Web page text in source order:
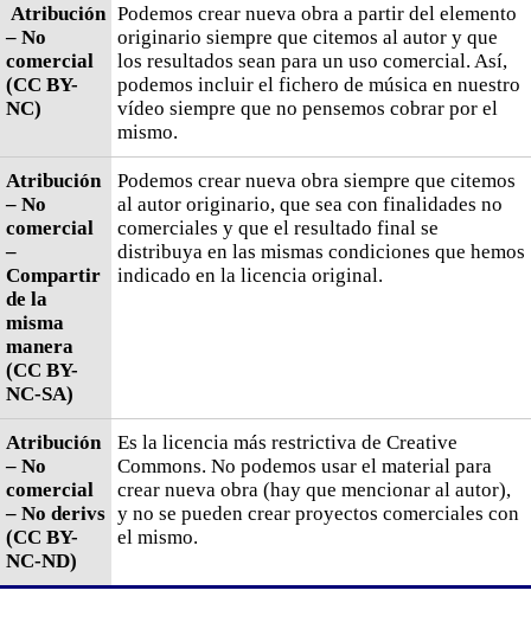
Atribución
– No
comercial
(CC BY-
NC)
Podemos crear nueva obra a partir del elemento
originario siempre que citemos al autor y que
los resultados sean para un uso comercial. Así,
podemos incluir el fichero de música en nuestro
vídeo siempre que no pensemos cobrar por el
mismo.
Atribución
– No
comercial
–
Compartir
de la
misma
manera
(CC BY-
NC-SA)
Podemos crear nueva obra siempre que citemos
al autor originario, que sea con finalidades no
comerciales y que el resultado final se
distribuya en las mismas condiciones que hemos
indicado en la licencia original.
Atribución
– No
comercial
– No derivs
(CC BY-
NC-ND)
Es la licencia más restrictiva de Creative
Commons. No podemos usar el material para
crear nueva obra (hay que mencionar al autor),
y no se pueden crear proyectos comerciales con
el mismo.